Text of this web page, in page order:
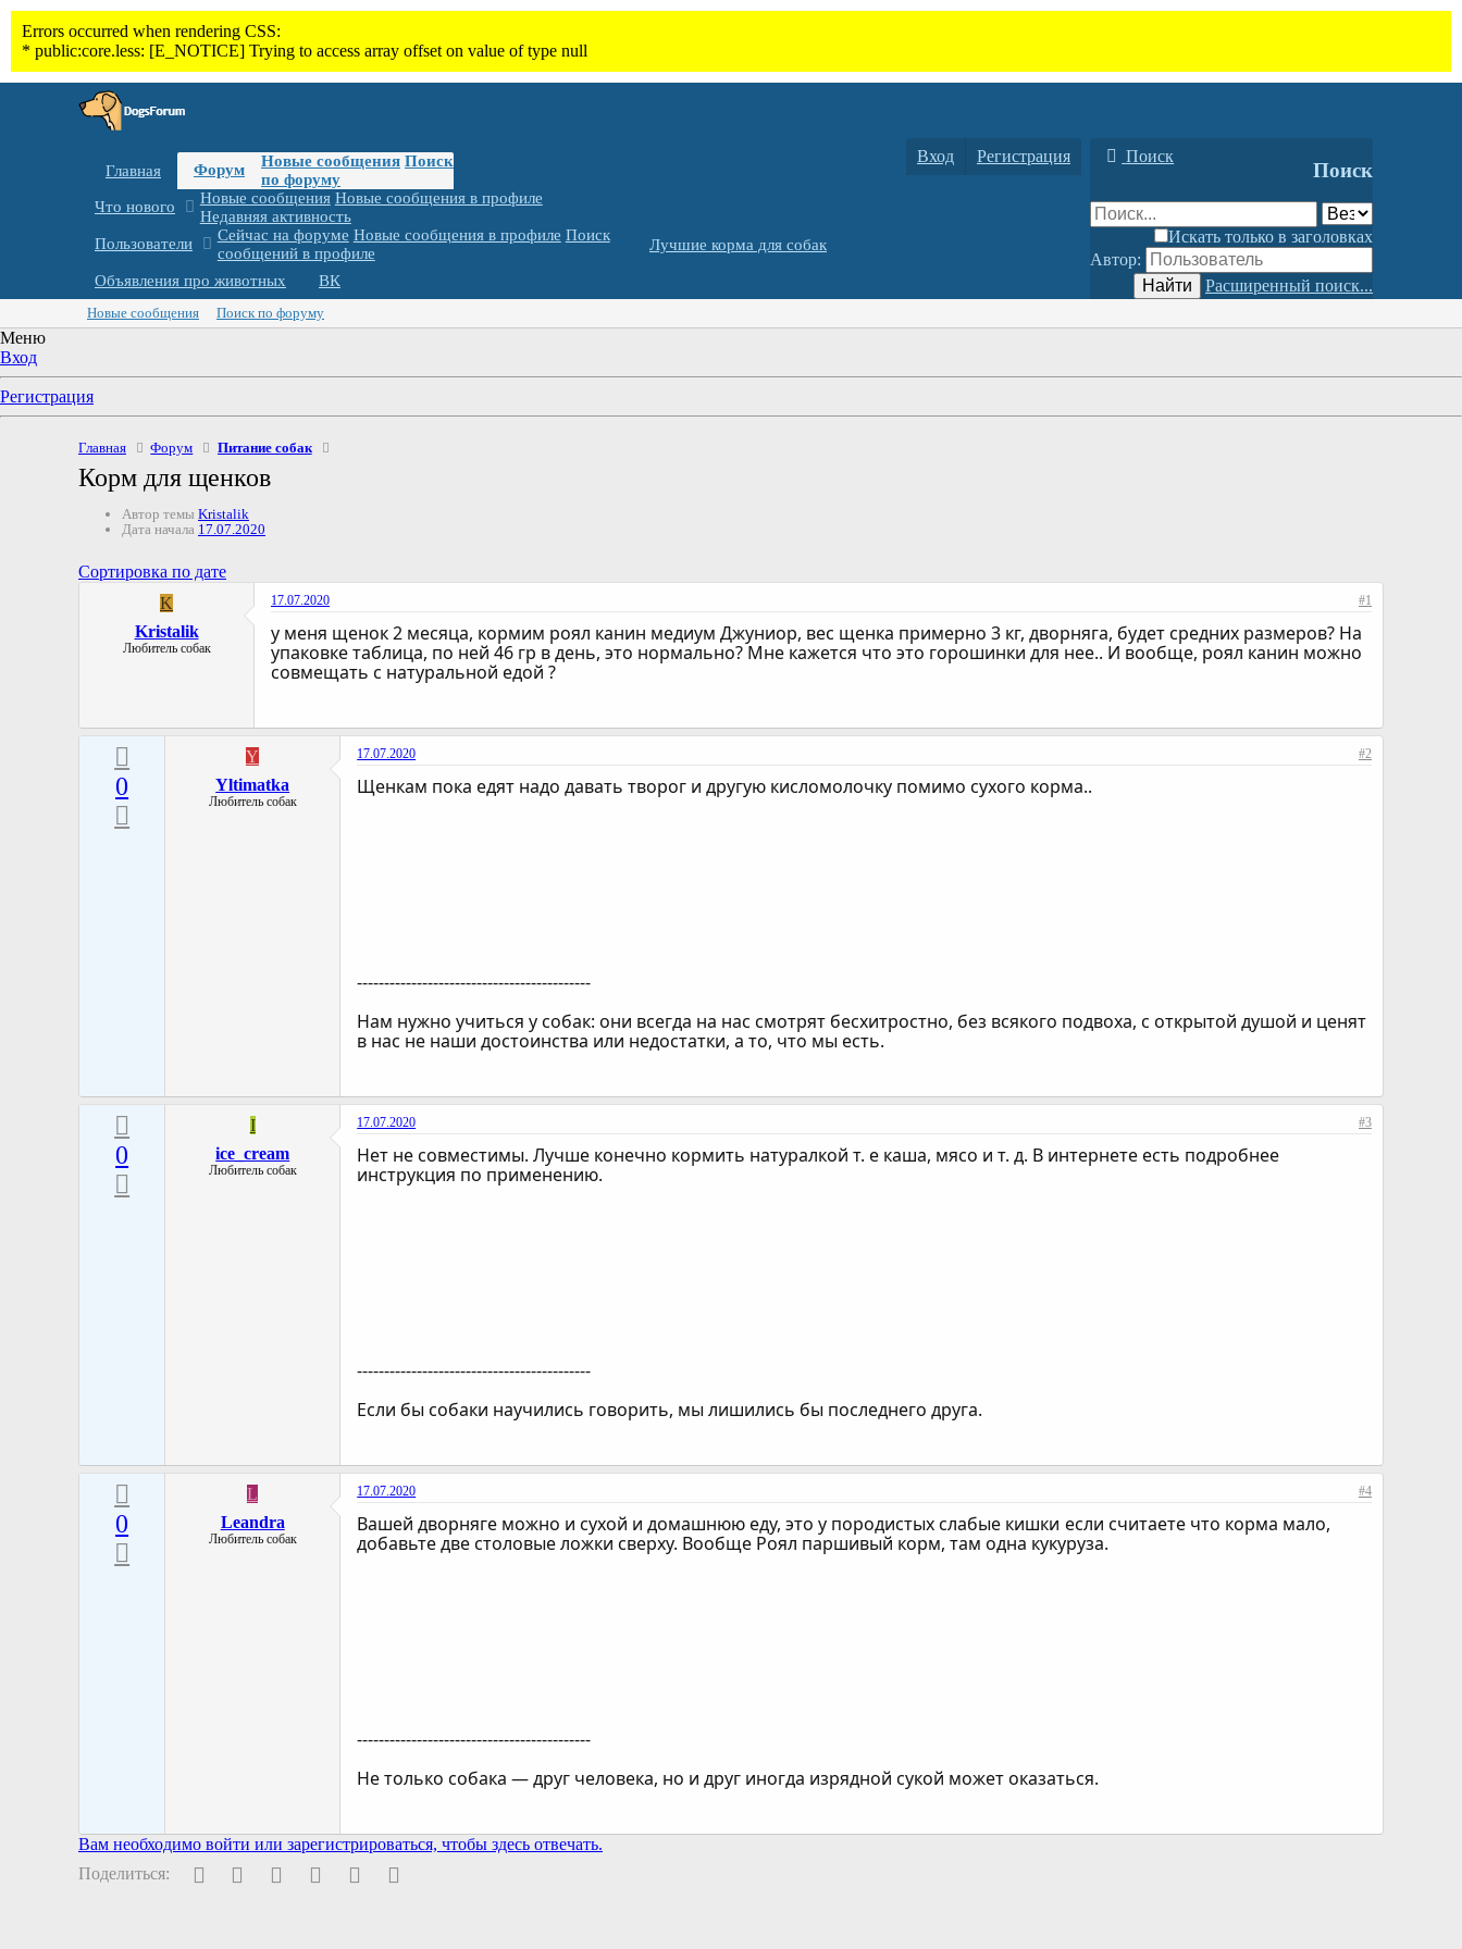
Главная Форум Новые сообщения Поиск
по форуму
Что нового
Новые сообщения Новые сообщения в профиле
Недавняя активность
Пользователи
Сейчас на форуме Новые сообщения в профиле Поиск
сообщений в профиле
Лучшие корма для собак
Объявления про животных ВК
Вход Регистрация Поиск
Поиск
Искать только в заголовках
Автор:
Найти
Расширенный поиск...
Новые сообщения Поиск по форуму
Меню
Вход
Регистрация
Главная Форум Питание собак
Корм для щенков
Автор темы Kristalik
Дата начала 17.07.2020
Сортировка по дате
K
Kristalik
Любитель собак
17.07.2020 #1
у меня щенок 2 месяца, кормим роял канин медиум Джуниор, вес щенка примерно 3 кг, дворняга, будет средних размеров? На
упаковке таблица, по ней 46 гр в день, это нормально? Мне кажется что это горошинки для нее.. И вообще, роял канин можно
совмещать с натуральной едой ?
0
Y
Yltimatka
Любитель собак
17.07.2020 #2
Щенкам пока едят надо давать творог и другую кисломолочку помимо сухого корма..
-------------------------------------------
Нам нужно учиться у собак: они всегда на нас смотрят бесхитростно, без всякого подвоха, с открытой душой и ценят
в нас не наши достоинства или недостатки, а то, что мы есть.
0
I
ice_cream
Любитель собак
17.07.2020 #3
Нет не совместимы. Лучше конечно кормить натуралкой т. е каша, мясо и т. д. В интернете есть подробнее
инструкция по применению.
-------------------------------------------
Если бы собаки научились говорить, мы лишились бы последнего друга.
0
L
Leandra
Любитель собак
17.07.2020 #4
Вашей дворняге можно и сухой и домашнюю еду, это у породистых слабые кишки если считаете что корма мало,
добавьте две столовые ложки сверху. Вообще Роял паршивый корм, там одна кукуруза.
-------------------------------------------
Не только собака — друг человека, но и друг иногда изрядной сукой может оказаться.
Вам необходимо войти или зарегистрироваться, чтобы здесь отвечать.
Поделиться:
Facebook
Twitter PinterestWhatsAppЭлектронная почта